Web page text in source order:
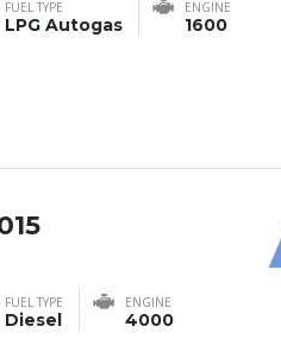
FUEL TYPE
LPG Autogas
ENGINE
1600
FUEL TYPE
Diesel
ENGINE
4000